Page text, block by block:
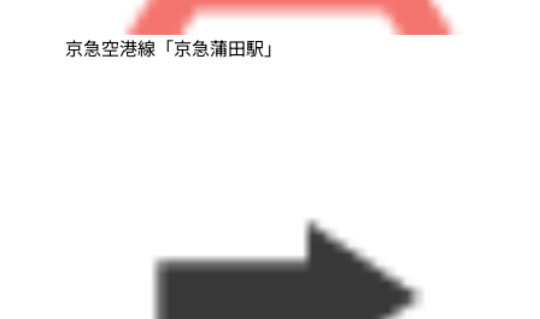
京急空港線「京急蒲田駅」